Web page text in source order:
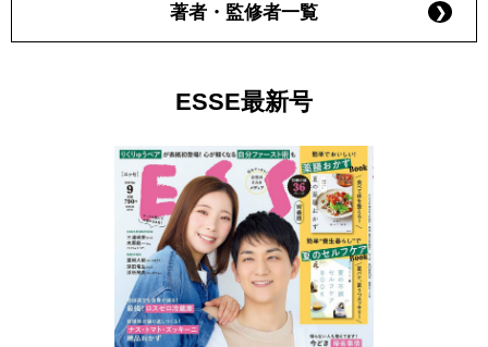
著者・監修者一覧
ESSE最新号